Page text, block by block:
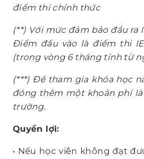
điểm thi chính thức
(**) Với mức đảm bảo đầu ra
Điểm đầu vào là điểm thi
(trong vòng 6 tháng tính từ
(***) Để tham gia khóa học
đóng thêm một khoản phí là
trường.
Quyền lợi:
• Nếu học viên không đạt